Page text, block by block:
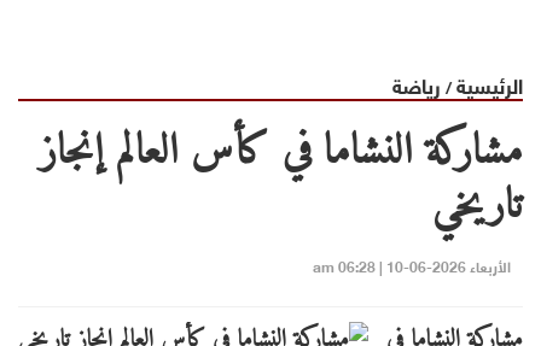
الرئيسية/ رياضة
مشاركة النشاما في كأس العالم إنجاز
تاريخي
الأربعاء 2026-06-10 | 06:28 am